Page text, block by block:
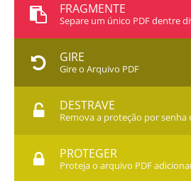
FRAGMENTE
Separe um único PDF dentre
GIRE
Gire o Arquivo PDF
DESTRAVE
Remova a proteção por senha
PROTEGER
Proteja o arquivo PDF